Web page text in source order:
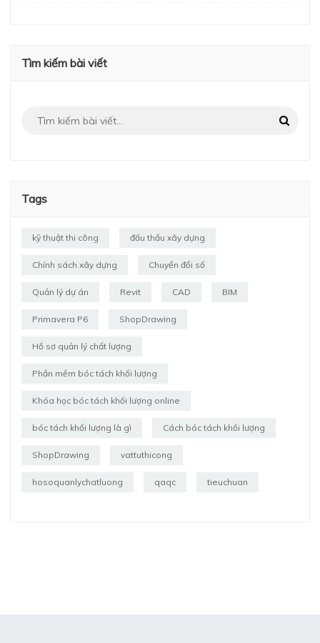
Tìm kiếm bài viết
Tags
kỹ thuật thi công đấu thầu xây dựng
Chính sách xây dựng Chuyển đổi số
Quản lý dự án Revit CAD BIM
Primavera P6 ShopDrawing
Hồ sơ quản lý chất lượng
Phần mềm bóc tách khối lượng
Khóa học bóc tách khối lượng online
bóc tách khối lượng là gì Cách bóc tách khối lượng
ShopDrawing vattuthicong
hosoquanlychatluong qaqc tieuchuan